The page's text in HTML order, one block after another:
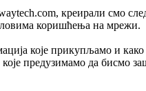
креирали смо
коришћења на мрежи.
које прикупљамо и
предузимамо да бисмо